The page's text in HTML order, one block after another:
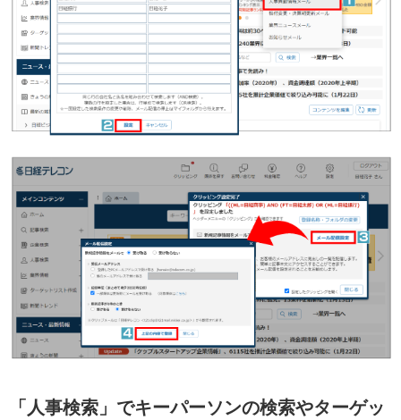
「人事検索」でキーパーソンの検索やターゲッ